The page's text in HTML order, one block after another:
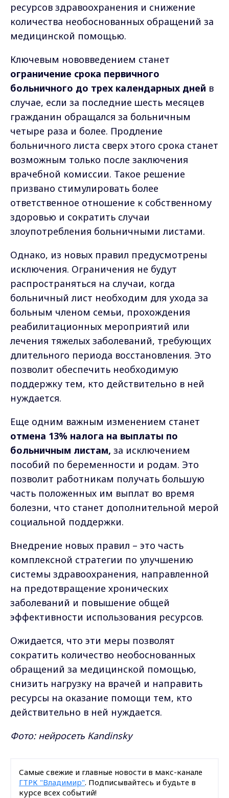
ресурсов здравоохранения и снижение
количества необоснованных обращений за
медицинской помощью.
Ключевым нововведением станет
ограничение срока первичного
больничного до трех календарных дней в
случае, если за последние шесть месяцев
гражданин обращался за больничным
четыре раза и более. Продление
больничного листа сверх этого срока станет
возможным только после заключения
врачебной комиссии. Такое решение
призвано стимулировать более
ответственное отношение к собственному
здоровью и сократить случаи
злоупотребления больничными листами.
Однако, из новых правил предусмотрены
исключения. Ограничения не будут
распространяться на случаи, когда
больничный лист необходим для ухода за
больным членом семьи, прохождения
реабилитационных мероприятий или
лечения тяжелых заболеваний, требующих
длительного периода восстановления. Это
позволит обеспечить необходимую
поддержку тем, кто действительно в ней
нуждается.
Еще одним важным изменением станет
отмена 13% налога на выплаты по
больничным листам, за исключением
пособий по беременности и родам. Это
позволит работникам получать большую
часть положенных им выплат во время
болезни, что станет дополнительной мерой
социальной поддержки.
Внедрение новых правил – это часть
комплексной стратегии по улучшению
системы здравоохранения, направленной
на предотвращение хронических
заболеваний и повышение общей
эффективности использования ресурсов.
Ожидается, что эти меры позволят
сократить количество необоснованных
обращений за медицинской помощью,
снизить нагрузку на врачей и направить
ресурсы на оказание помощи тем, кто
действительно в ней нуждается.
Фото: нейросеть Kandinsky
Самые свежие и главные новости в макс-канале
ГТРК "Владимир". Подписывайтесь и будьте в
курсе всех событий!